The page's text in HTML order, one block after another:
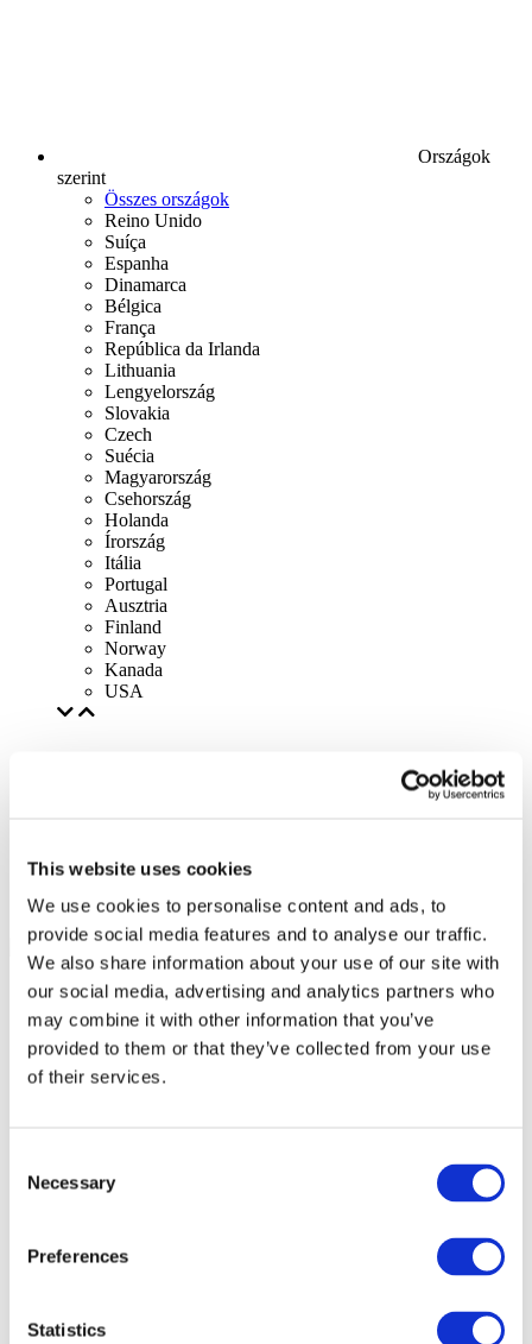
This website uses cookies
We use cookies to personalise content and ads, to
provide social media features and to analyse our traffic.
We also share information about your use of our site with
our social media, advertising and analytics partners who
may combine it with other information that you’ve
provided to them or that they’ve collected from your use
of their services.
Selection
Necessary
Preferences
Statistics
Országok
szerint
Összes országok
Reino Unido
Suíça
Espanha
Dinamarca
Bélgica
França
República da Irlanda
Lithuania
Lengyelország
Slovakia
Czech
Suécia
Magyarország
Csehország
Holanda
Írország
Itália
Portugal
Ausztria
Finland
Norway
Kanada
USA
Összes